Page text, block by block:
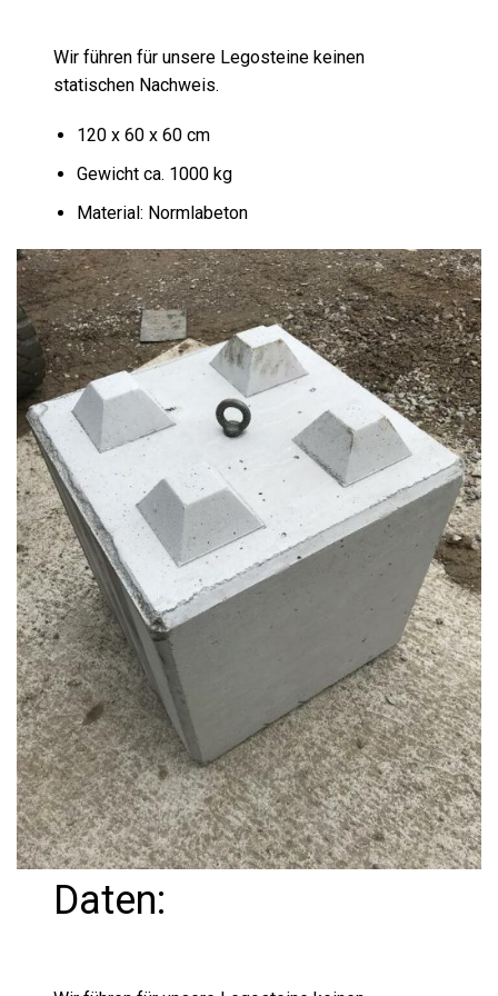
Wir führen für unsere Legosteine keinen
statischen Nachweis.
120 x 60 x 60 cm
Gewicht ca. 1000 kg
Material: Normlabeton
Daten: